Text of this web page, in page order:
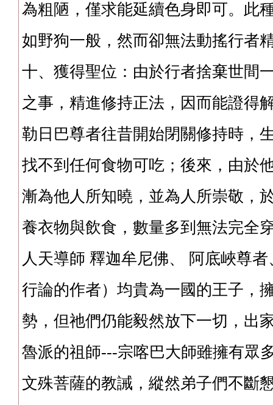
為粗陋，僅求能延續色身即可。此
如野狗一般，然而卻無法動搖行者
十、獲得聖位：由於行者捨棄世間
之事，精進修持正法，因而能證得
勒日巴尊者往昔開始閉關修持時，
找不到任何食物可吃；後來，由於
漸為他人所知曉，並為人所崇敬，
養衣物與飲食，數量多到無法完全
人天導師 釋迦牟尼佛、 阿底峽尊
行論的作者）均貴為一國的王子，
勢，但祂們仍能毅然放下一切，出
魯派的祖師---宗喀巴大師雖擁有眾
文殊菩薩的教誡，縱然弟子們不斷